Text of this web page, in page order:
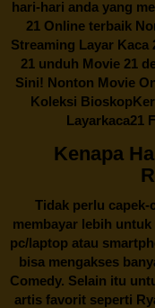
hari-hari anda yang
21 Online terbaik
Streaming Layar Kaca
21 unduh Movie 21
Sini! Nonton Movie
Koleksi
Layarkaca21
Kenapa
Tidak perlu capek-
membayar lebih
pc/laptop atau
bisa mengakses
Comedy. Selain itu
artis favorit seperti